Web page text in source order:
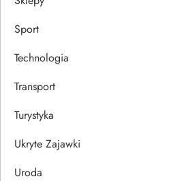
Sport
Technologia
Transport
Turystyka
Ukryte Zajawki
Uroda